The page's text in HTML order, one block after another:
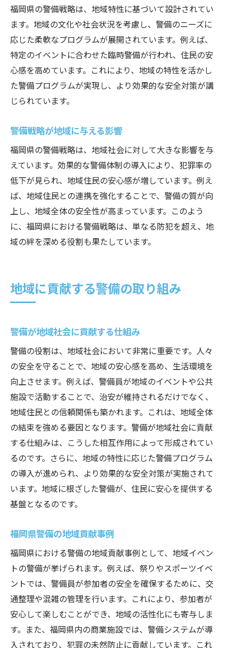
福岡県の警備戦略は、地域特性に基づいて設計されてい
ます。地域の文化や社会状況を考慮し、警備のニーズに
応じた柔軟なプログラムが展開されています。例えば、
特定のイベントに合わせた臨時警備が行われ、住民の安
心感を高めています。これにより、地域の特性を活かし
た警備プログラムが実現し、より効果的な安全対策が講
じられています。
警備戦略が地域に与える影響
福岡県の警備戦略は、地域社会に対して大きな影響を与
えています。効果的な警備体制の導入により、犯罪率の
低下が見られ、地域住民の安心感が増しています。例え
ば、地域住民との連携を強化することで、警備の質が向
上し、地域全体の安全性が高まっています。このよう
に、福岡県における警備戦略は、単なる防犯を超え、地
域の絆を深める役割も果たしています。
地域に貢献する警備の取り組み
警備が地域社会に貢献する仕組み
警備の役割は、地域社会において非常に重要です。人々
の安全を守ることで、地域の安心感を高め、生活環境を
向上させます。例えば、警備員が地域のイベントや公共
施設で活動することで、治安が維持されるだけでなく、
地域住民との信頼関係も築かれます。これは、地域全体
の結束を強める要因となります。警備が地域社会に貢献
する仕組みは、こうした相互作用によって形成されてい
るのです。さらに、地域の特性に応じた警備プログラム
の導入が進められ、より効果的な安全対策が実施されて
います。地域に根ざした警備が、住民に安心を提供する
基盤となるのです。
福岡県警備の地域貢献事例
福岡県における警備の地域貢献事例として、地域イベン
トの警備が挙げられます。例えば、祭りやスポーツイベ
ントでは、警備員が参加者の安全を確保するために、交
通整理や混雑の管理を行います。これにより、参加者が
安心して楽しむことができ、地域の活性化にも寄与しま
す。また、福岡県内の商業施設では、警備システムが導
入されており、犯罪の未然防止に貢献しています。これ